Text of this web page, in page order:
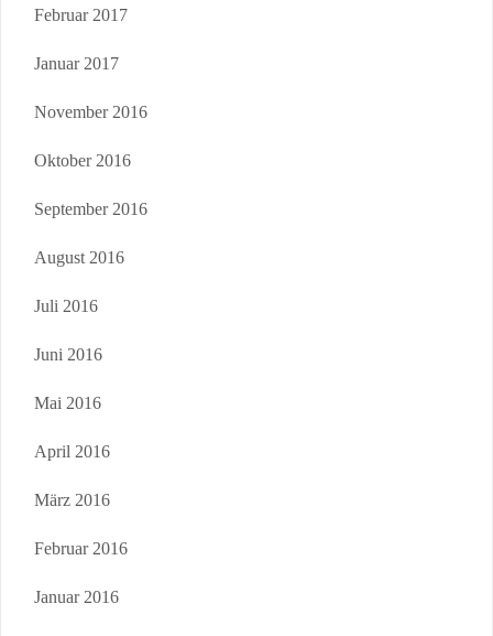
Februar 2017
Januar 2017
November 2016
Oktober 2016
September 2016
August 2016
Juli 2016
Juni 2016
Mai 2016
April 2016
März 2016
Februar 2016
Januar 2016